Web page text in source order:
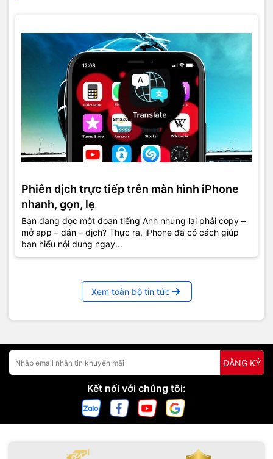
Phiên dịch trực tiếp trên màn hình iPhone
nhanh, gọn, lẹ
Bạn đang đọc một đoạn tiếng Anh nhưng lại phải copy –
mở app – dán – dịch? Thực ra, iPhone đã có cách giúp
bạn hiểu nội dung ngay...
Xem toàn bộ tin tức
ĐĂNG KÝ
Kết nối với chúng tôi: